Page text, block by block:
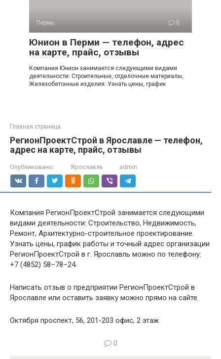
Пермь 0
Юнион в Перми — телефон, адрес
на карте, прайс, отзывы
Компания Юнион занимается следующими видами
деятельности: Строительные, отделочные материалы,
Железобетонные изделия. Узнать цены, график
Главная страница
РегионПроектСтрой в Ярославле — телефон,
адрес на карте, прайс, отзывы
Опубликовано: Ярославль admin
Компания РегионПроектСтрой занимается следующими
видами деятельности: Строительство, Недвижимость,
Ремонт, Архитектурно-строительное проектирование.
Узнать цены, график работы и точный адрес организации
РегионПроектСтрой в г. Ярославль можно по телефону:
+7 (4852) 58–78–24.
Написать отзыв о предприятии РегионПроектСтрой в
Ярославле или оставить заявку можно прямо на сайте.
Октября проспект, 56, 201-203 офис, 2 этаж
0